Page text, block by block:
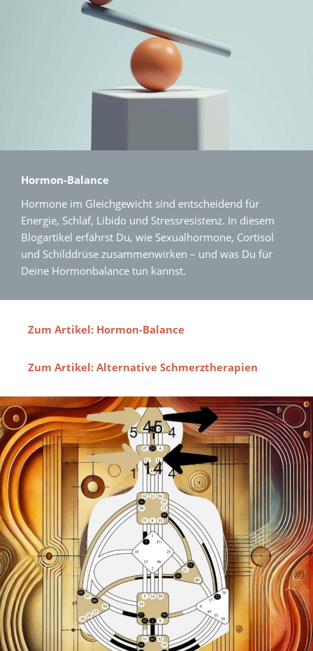
Hormon-Balance
Hormone im Gleichgewicht sind entscheidend für
Energie, Schlaf, Libido und Stressresistenz. In diesem
Blogartikel erfährst Du, wie Sexualhormone, Cortisol
und Schilddrüse zusammenwirken – und was Du für
Deine Hormonbalance tun kannst.
Zum Artikel: Hormon-Balance
Zum Artikel: Alternative Schmerztherapien